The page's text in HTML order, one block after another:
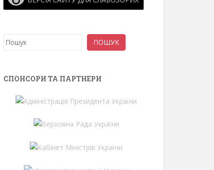
Пошук ПОШУК
СПОНСОРИ ТА ПАРТНЕРИ